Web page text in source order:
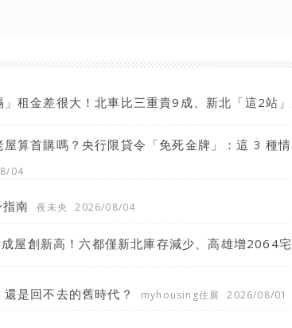
租金差很大！北車比三重貴9成、新北「這2站
算首購嗎？央行限貸令「免死金牌」：這 3 種
04
南 夜未央 2026/08/04
屋創新高！六都僅新北庫存減少、高雄增2064宅
是回不去的舊時代？ myhousing住展 2026/08/01